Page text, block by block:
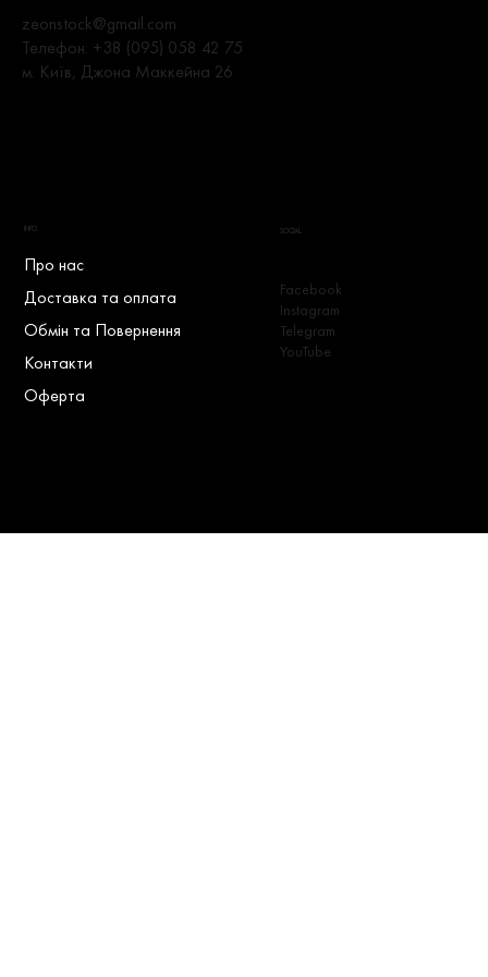
zeonstock@gmail.com
Телефон: +38 (095) 058 42 75
м. Київ, Джона Маккейна 26
INFO.
Про нас
Доставка та оплата
Обмін та Повернення
Контакти
Оферта
SOCIAL.
Facebook
Instagram
Telegram
YouTube